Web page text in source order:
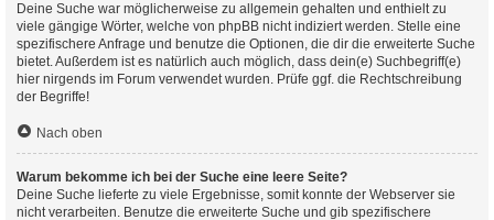
Deine Suche war möglicherweise zu allgemein gehalten und enthielt zu
viele gängige Wörter, welche von phpBB nicht indiziert werden. Stelle eine
spezifischere Anfrage und benutze die Optionen, die dir die erweiterte Suche
bietet. Außerdem ist es natürlich auch möglich, dass dein(e) Suchbegriff(e)
hier nirgends im Forum verwendet wurden. Prüfe ggf. die Rechtschreibung
der Begriffe!
Nach oben
Warum bekomme ich bei der Suche eine leere Seite?
Deine Suche lieferte zu viele Ergebnisse, somit konnte der Webserver sie
nicht verarbeiten. Benutze die erweiterte Suche und gib spezifischere